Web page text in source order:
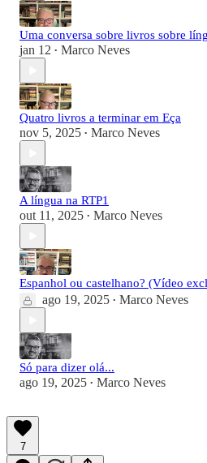
Uma conversa sobre livros sobre
jan 12 • Marco Neves
Quatro livros a terminar em Eça
nov 5, 2025 • Marco Neves
A língua na RTP1
out 11, 2025 • Marco Neves
Espanhol ou castelhano? (Vídeo
ago 19, 2025 • Marco Neves
Só para dizer olá...
ago 19, 2025 • Marco Neves
7